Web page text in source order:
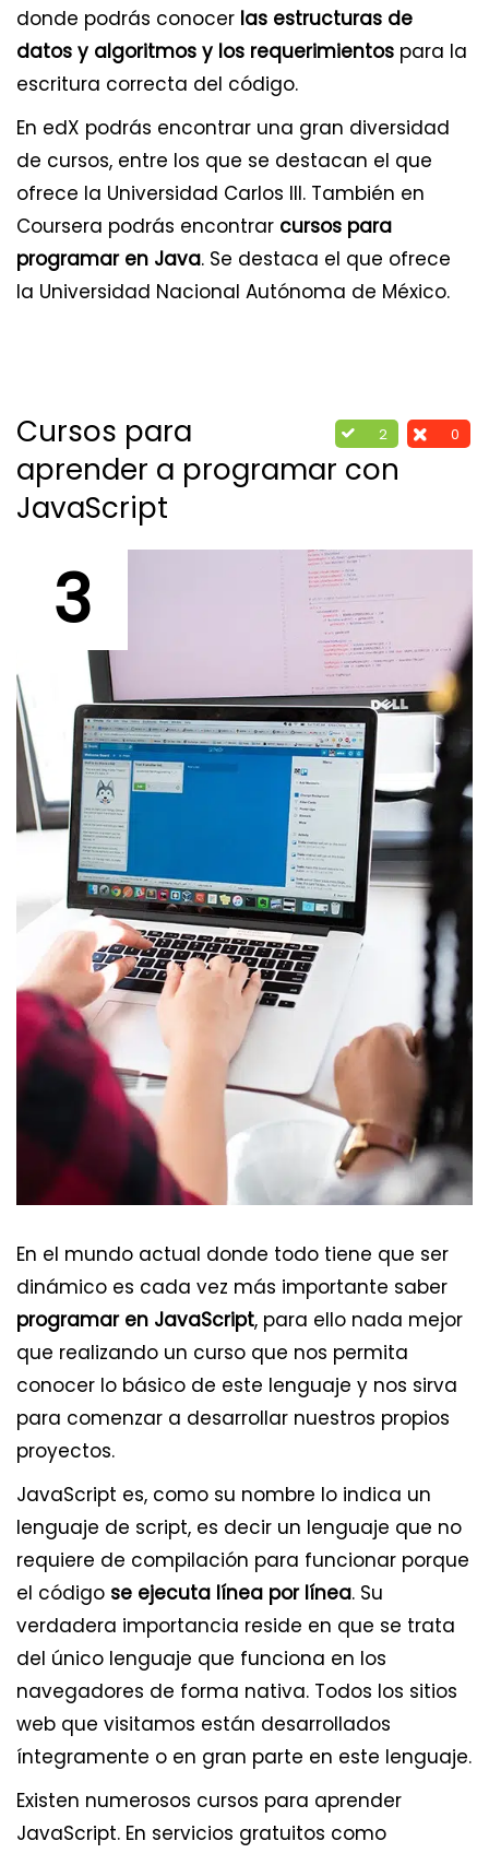
donde podrás conocer las estructuras de
datos y algoritmos y los requerimientos para la
escritura correcta del código.
En edX podrás encontrar una gran diversidad
de cursos, entre los que se destacan el que
ofrece la Universidad Carlos III. También en
Coursera podrás encontrar cursos para
programar en Java. Se destaca el que ofrece
la Universidad Nacional Autónoma de México.
2 0
Cursos para
aprender a programar con
JavaScript
3
En el mundo actual donde todo tiene que ser
dinámico es cada vez más importante saber
programar en JavaScript, para ello nada mejor
que realizando un curso que nos permita
conocer lo básico de este lenguaje y nos sirva
para comenzar a desarrollar nuestros propios
proyectos.
JavaScript es, como su nombre lo indica un
lenguaje de script, es decir un lenguaje que no
requiere de compilación para funcionar porque
el código se ejecuta línea por línea. Su
verdadera importancia reside en que se trata
del único lenguaje que funciona en los
navegadores de forma nativa. Todos los sitios
web que visitamos están desarrollados
íntegramente o en gran parte en este lenguaje.
Existen numerosos cursos para aprender
JavaScript. En servicios gratuitos como